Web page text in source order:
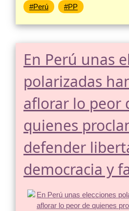
#Perú #PP
En Perú unas
polarizadas
aflorar lo peor
quienes
defender
democracia y